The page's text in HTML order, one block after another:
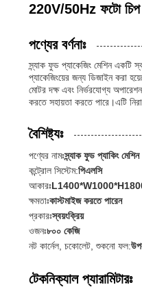
220V/50Hz ফটো
পণ্যের বর্ণনাঃ
স্ন্যাক ফুড প্যাকেজিং মেশিন একটি
প্যাকেজিংয়ের জন্য ডিজাইন করা
মোটর দক্ষ এবং নির্ভরযোগ্য
করতে সহায়তা করতে পারে।এটি
বৈশিষ্ট্যঃ
পণ্যের নামঃস্ন্যাক ফুড প্যাকিং মেশিন
কন্ট্রোল সিস্টেম:পিএলসি
আকারঃL1400*W1000*H1800
ক্ষমতাঃকাস্টমাইজ করতে পারেন
প্রকারঃস্বয়ংক্রিয়
ওজনঃ৮০০ কেজি
নট কার্নেল, চকোলেট, শুকনো ফল:
টেকনিক্যাল প্যারামিটারঃ